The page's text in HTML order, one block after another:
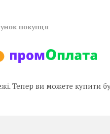
покупця
Тепер ви можете купити